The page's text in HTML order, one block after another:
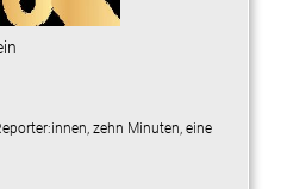
zehn Minuten, eine